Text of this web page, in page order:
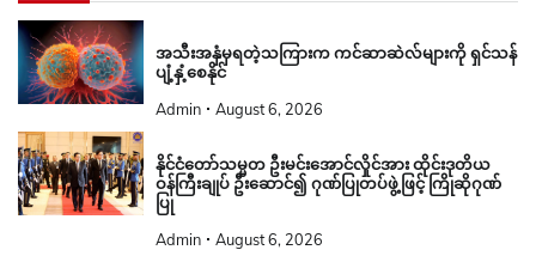
အသီးအနှံမှရတဲ့သကြားက ကင်ဆာဆဲလ်များကို ရှင်သန်
ပျံ့နှံ့စေနိုင်
Admin August 6, 2026
နိုင်ငံတော်သမ္မတ ဦးမင်းအောင်လှိုင်အား ထိုင်းဒုတိယ
ဝန်ကြီးချုပ် ဦးဆောင်၍ ဂုဏ်ပြုတပ်ဖွဲ့ဖြင့် ကြိုဆိုဂုဏ်
ပြု
Admin August 6, 2026